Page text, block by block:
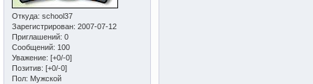
Откуда: school37
Зарегистрирован: 2007-07-12
Приглашений: 0
Сообщений: 100
Уважение: [+0/-0]
Позитив: [+0/-0]
Пол: Мужской